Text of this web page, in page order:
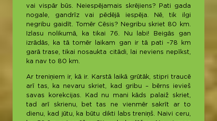
vai vispār būs. Neiespējamais skrējiens? Pati gada
nogale, gandrīz vai pēdējā iespēja. Nē, tik ilgi
negribu gaidīt. Tomēr Cēsis? Negribu skriet 80 km.
Izlasu nolikumā, ka tikai 76. Nu labi! Beigās gan
izrādās, ka tā tomēr laikam gan ir tā pati ~78 km
garā trase, tikai nosaukta citādi, lai neviens nepīkst,
ka nav to 80 km.
Ar treniņiem ir, kā ir. Karstā laikā grūtāk, stipri traucē
arī tas, ka nevaru skriet, kad gribu – bērns ievieš
savas korekcijas. Kad nu mani kāds palaiž skriet,
tad arī skrienu, bet tas ne vienmēr sakrīt ar to
dienu, kad jūtu, ka būtu dikti labs treniņš. Naivi ceru,